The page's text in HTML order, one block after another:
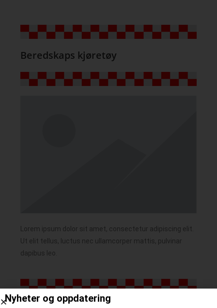
Beredskaps kjøretøy
Lorem ipsum dolor sit amet, consectetur adipiscing elit.
Ut elit tellus, luctus nec ullamcorper mattis, pulvinar
dapibus leo.
Nyheter og oppdatering